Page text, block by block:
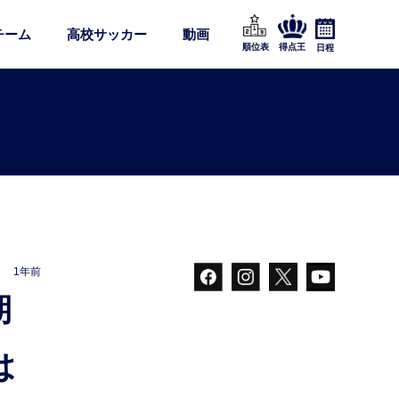
ーム 高校サッカー 動画
順位表 得点王 日程
1年前